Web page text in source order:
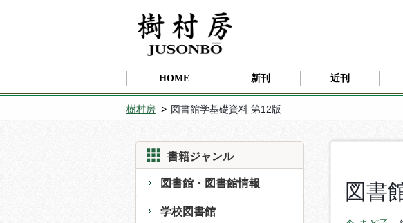
HOME 新刊 近刊
樹村房 図書館学基礎資料 第12版
書籍ジャンル
図書館・図書館情報
学校図書館
図書